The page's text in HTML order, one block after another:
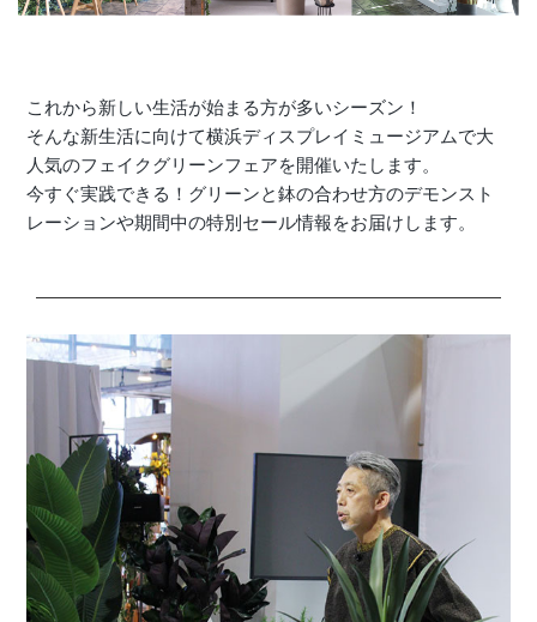
JDCA(ディスプレイスクール)
店舗情報・営業日
会社情報
お問い合わせ
プライバシーポリシー
OFFICIAL SNS
これから新しい生活が始まる方が多いシーズン！
そんな新生活に向けて横浜ディスプレイミュージアムで大
人気のフェイクグリーンフェアを開催いたします。
今すぐ実践できる！グリーンと鉢の合わせ方のデモンスト
レーションや期間中の特別セール情報をお届けします。